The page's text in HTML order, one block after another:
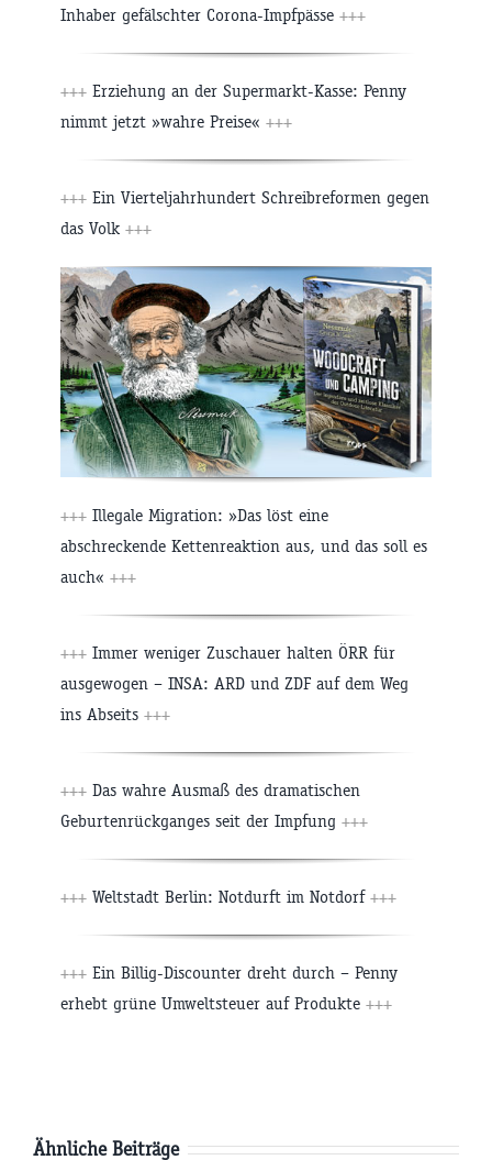
Inhaber gefälschter Corona-Impfpässe +++
+++ Erziehung an der Supermarkt-Kasse: Penny
nimmt jetzt »wahre Preise« +++
+++ Ein Vierteljahrhundert Schreibreformen gegen
das Volk +++
+++ Illegale Migration: »Das löst eine
abschreckende Kettenreaktion aus, und das soll es
auch« +++
+++ Immer weniger Zuschauer halten ÖRR für
ausgewogen – INSA: ARD und ZDF auf dem Weg
ins Abseits +++
+++ Das wahre Ausmaß des dramatischen
Geburtenrückganges seit der Impfung +++
+++ Weltstadt Berlin: Notdurft im Notdorf +++
+++ Ein Billig-Discounter dreht durch – Penny
erhebt grüne Umweltsteuer auf Produkte +++
Ähnliche Beiträge